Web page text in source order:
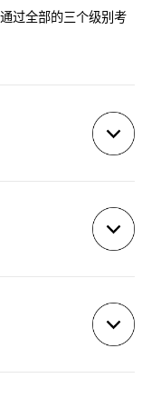
过全部的三个级别考
需要与投资决策过程
提供有用信息或增加
份专业推荐信以及